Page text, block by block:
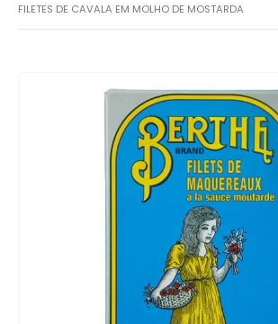
FILETES DE CAVALA EM MOLHO DE MOSTARDA